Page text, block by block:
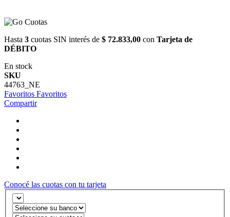
Hasta 3 cuotas SIN interés de $ 72.833,00 con Tarjeta de
DÉBITO
En stock
SKU
44763_NE
Favoritos Favoritos
Compartir
Conocé las cuotas con tu tarjeta